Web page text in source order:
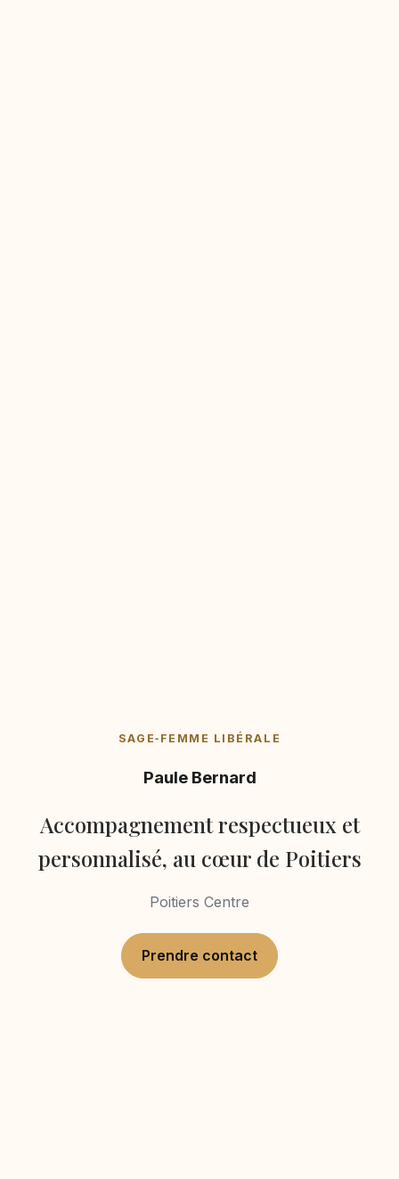
SAGE‑FEMME LIBÉRALE
Paule Bernard
Accompagnement respectueux et
personnalisé, au cœur de Poitiers
Poitiers Centre
Prendre contact